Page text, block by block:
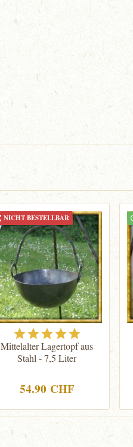
NICHT BESTELLBAR
Mittelalter Lagertopf aus
Stahl - 7,5 Liter
54.90 CHF